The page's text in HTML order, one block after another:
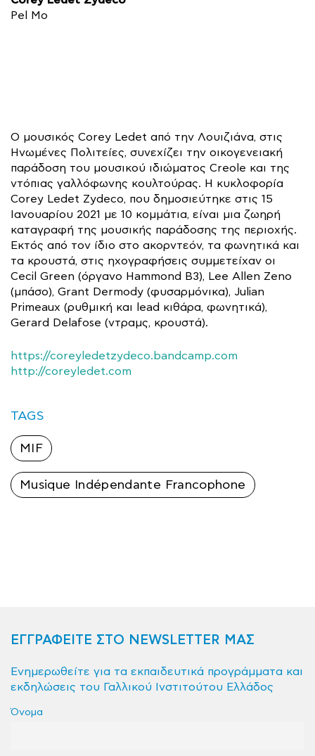
Pel Mo
Ο μουσικός Corey Ledet από την Λουιζιάνα, στις
Ηνωμένες Πολιτείες, συνεχίζει την οικογενειακή
παράδοση του μουσικού ιδιώματος Creole και της
ντόπιας γαλλόφωνης κουλτούρας. Η κυκλοφορία
Corey Ledet Zydeco, που δημοσιεύτηκε στις 15
Ιανουαρίου 2021 με 10 κομμάτια, είναι μια ζωηρή
καταγραφή της μουσικής παράδοσης της περιοχής.
Εκτός από τον ίδιο στο ακορντεόν, τα φωνητικά και
τα κρουστά, στις ηχογραφήσεις συμμετείχαν οι
Cecil Green (όργανο Hammond B3), Lee Allen Zeno
(μπάσο), Grant Dermody (φυσαρμόνικα), Julian
Primeaux (ρυθμική και lead κιθάρα, φωνητικά),
Gerard Delafose (ντραμς, κρουστά).
https://coreyledetzydeco.bandcamp.com
http://coreyledet.com
TAGS
MIF
Musique Indépendante Francophone
ΕΓΓΡΑΦΕΙΤΕ ΣΤΟ NEWSLETTER ΜΑΣ
Ενημερωθείτε για τα εκπαιδευτικά προγράμματα και
εκδηλώσεις του Γαλλικού Ινστιτούτου Ελλάδος
Όνομα